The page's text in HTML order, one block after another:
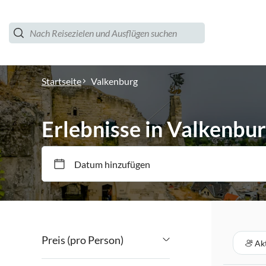
Startseite Valkenburg
Erlebnisse in
Datum hinzufügen
Preis (pro Person)